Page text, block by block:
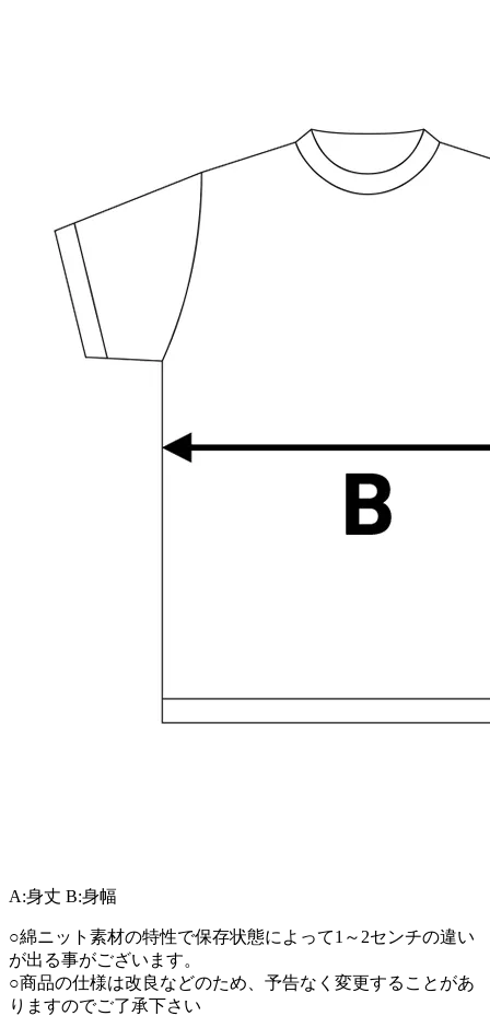
A:身丈 B:身幅
○綿ニット素材の特性で保存状態によって1～2センチの違い
が出る事がございます。
○商品の仕様は改良などのため、予告なく変更することがあ
りますのでご了承下さい